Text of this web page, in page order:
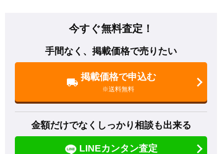
今すぐ無料査定！
手間なく、掲載価格で売りたい
掲載価格で申込む
※送料無料
金額だけでなくしっかり相談も出来る
LINEカンタン査定